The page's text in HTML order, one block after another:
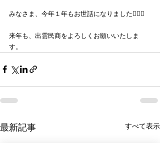
みなさま、今年１年もお世話になりました🙇🏼‍♀️
来年も、出雲民商をよろしくお願いいたしま
す。
最新記事 すべて表示